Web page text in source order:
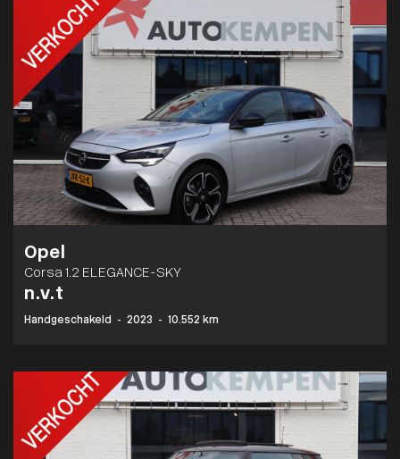
Opel
Corsa 1.2 ELEGANCE-SKY
n.v.t
Handgeschakeld - 2023 - 10.552 km